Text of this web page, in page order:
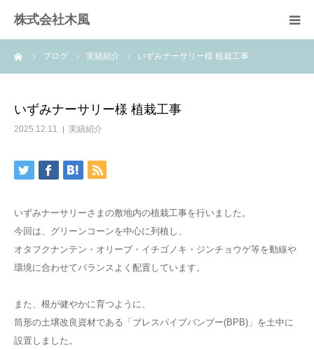
株式会社木風
ブログ 実績紹介 いずみナーサリー様 植栽工事
いずみナーサリー様 植栽工事
2025.12.11 実績紹介
いずみナーサリーさまの敷地内の植栽工事を行いました。
今回は、グリーンコーンを中心に列植し、
オタフクナンテン・オリーブ・イチゴノキ・ジンチョウゲ等を動線や
環境に合わせてバランスよく配置しています。
また、根が健やかに育つように、
筒形の土壌改良資材である「ブレスパイプバンブー(BPB)」を土中に
設置しました。
業務案内
お問い合せ